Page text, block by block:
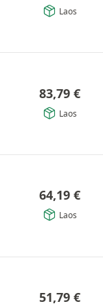
Laos
83,79 €
Laos
64,19 €
Laos
51,79 €